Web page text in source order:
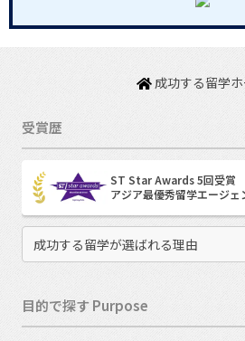
成功する留学
受賞歴
ST Star Awards 5回受賞
アジア最優秀留学エージェ
成功する留学が選ばれる理由
目的で探す Purpose